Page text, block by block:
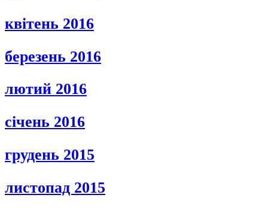
квітень 2016
березень 2016
лютий 2016
січень 2016
грудень 2015
листопад 2015